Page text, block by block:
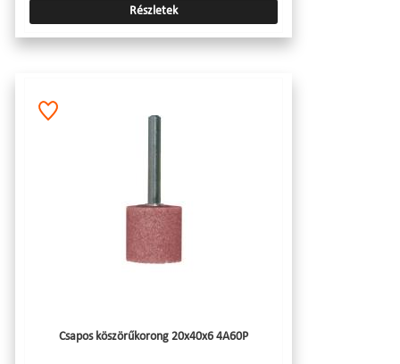
Részletek
Csapos köszörűkorong 20x40x6 4A60P